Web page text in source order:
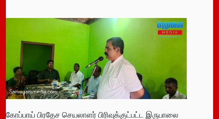
கோப்பாய் பிரதேச செயலாளர் பிரிவுக்குட்பட்ட இருபாலை